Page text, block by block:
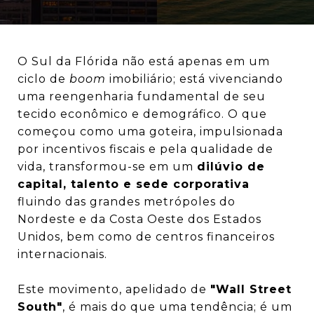
O Sul da Flórida não está apenas em um
ciclo de boom imobiliário; está vivenciando
uma reengenharia fundamental de seu
tecido econômico e demográfico. O que
começou como uma goteira, impulsionada
por incentivos fiscais e pela qualidade de
vida, transformou-se em um dilúvio de
capital, talento e sede corporativa
fluindo das grandes metrópoles do
Nordeste e da Costa Oeste dos Estados
Unidos, bem como de centros financeiros
internacionais.
Este movimento, apelidado de "Wall Street
South", é mais do que uma tendência; é um